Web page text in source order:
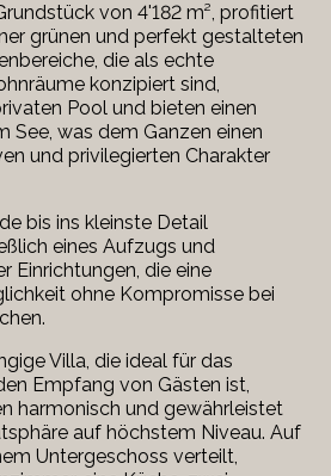
von 4'182 m², profitiert
grünen und perfekt gestalteten
die als echte
konzipiert sind,
Pool und bieten einen
See, was dem Ganzen einen
und privilegierten Charakter
bis ins kleinste Detail
eines Aufzugs und
Einrichtungen, die eine
ohne Kompromisse bei
Villa, die ideal für das
Empfang von Gästen ist,
harmonisch und gewährleistet
auf höchstem Niveau. Auf
Untergeschoss verteilt,